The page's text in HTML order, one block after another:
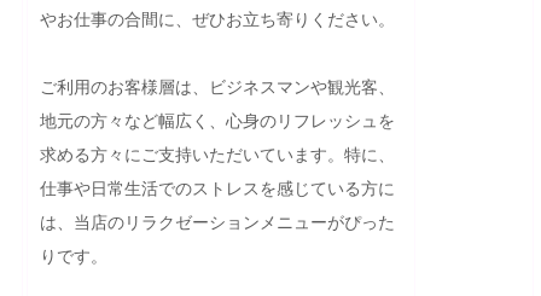
やお仕事の合間に、ぜひお立ち寄りください。
ご利用のお客様層は、ビジネスマンや観光客、
地元の方々など幅広く、心身のリフレッシュを
求める方々にご支持いただいています。特に、
仕事や日常生活でのストレスを感じている方に
は、当店のリラクゼーションメニューがぴった
りです。